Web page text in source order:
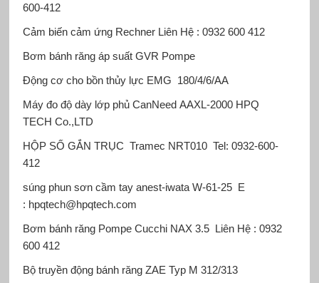
600-412
Cảm biến cảm ứng RechnerLiên Hệ : 0932 600 412
Bơm bánh răng áp suất GVR Pompe
Động cơ cho bồn thủy lực EMG 180/4/6/AA
Máy đo độ dày lớp phủ CanNeedAAXL-2000 HPQ
TECH Co.,LTD
HỘP SỐ GẮN TRỤC Tramec NRT010 Tel: 0932-600-
412
súng phun sơn cầm tay anest-iwataW-61-25 E
: hpqtech@hpqtech.com
Bơm bánh răng Pompe CucchiNAX 3.5 Liên Hệ : 0932
600 412
Bộ truyền động bánh răng ZAE Typ M 312/313